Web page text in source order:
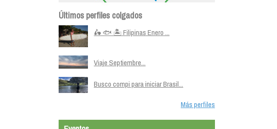
Últimos perfiles colgados
🛵 🐟 🏝️ Filipinas Enero ...
Viaje Septiembre...
Busco compi para iniciar Brasil...
Más perfiles